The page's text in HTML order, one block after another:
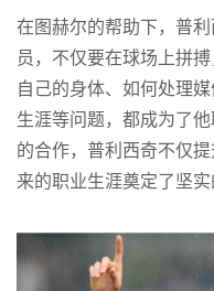
在图赫尔的帮助下，普
员，不仅要在球场上拼
自己的身体、如何处理
生涯等问题，都成为了
的合作，普利西奇不仅
来的职业生涯奠定了坚实